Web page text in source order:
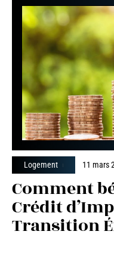
Logement 11 mars
Comment
Crédit
Transition